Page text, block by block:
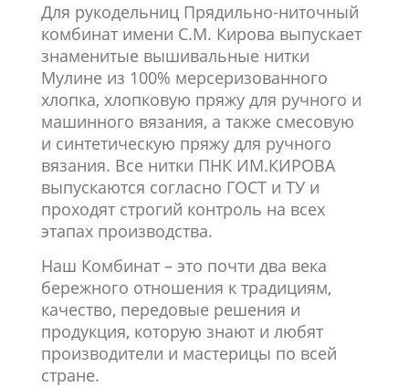
Для рукодельниц Прядильно-ниточный
комбинат имени С.М. Кирова выпускает
знаменитые вышивальные нитки
Мулине из 100% мерсеризованного
хлопка, хлопковую пряжу для ручного и
машинного вязания, а также смесовую
и синтетическую пряжу для ручного
вязания. Все нитки ПНК ИМ.КИРОВА
выпускаются согласно ГОСТ и ТУ и
проходят строгий контроль на всех
этапах производства.
Наш Комбинат – это почти два века
бережного отношения к традициям,
качество, передовые решения и
продукция, которую знают и любят
производители и мастерицы по всей
стране.